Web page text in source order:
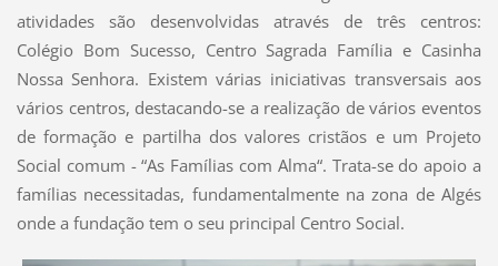
atividades são desenvolvidas através de três centros:
Colégio Bom Sucesso, Centro Sagrada Família e Casinha
Nossa Senhora. Existem várias iniciativas transversais aos
vários centros, destacando-se a realização de vários eventos
de formação e partilha dos valores cristãos e um Projeto
Social comum - “As Famílias com Alma“. Trata-se do apoio a
famílias necessitadas, fundamentalmente na zona de Algés
onde a fundação tem o seu principal Centro Social.